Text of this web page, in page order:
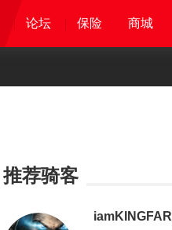
保险 商城
论坛 保险 商城
论坛 保险 商城
论坛 保险 商城
推荐骑客
iamKINGFAR